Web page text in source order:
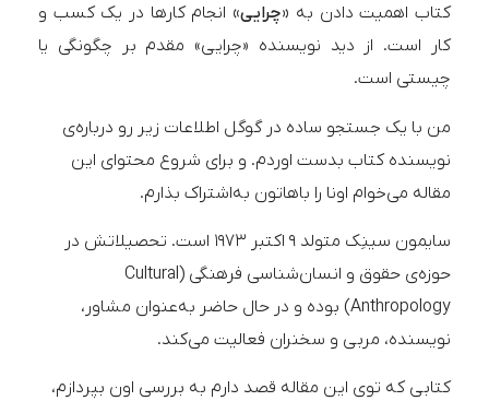
کتاب اهمیت دادن به «چرایی» انجام کارها در یک کسب و
کار است. از دید نویسنده «چرایی» مقدم بر چگونگی یا
چیستی است.
من با یک جستجو ساده در گوگل اطلاعات زیر رو درباره‌ی
نویسنده کتاب بدست اوردم. و برای شروع محتوای این
مقاله می‌خوام اونا را باهاتون به‌اشتراک بذارم.
سایمون سینِک متولد ۹ اکتبر ۱۹۷۳ است. تحصیلاتش در
حوزه‌ی حقوق و انسان‌شناسی فرهنگی (Cultural
Anthropology) بوده و در حال حاضر به‌عنوان مشاور،
نویسنده، مربی و سخنران فعالیت می‌کند.
کتابی که توی این مقاله قصد دارم به بررسی اون بپردازم،